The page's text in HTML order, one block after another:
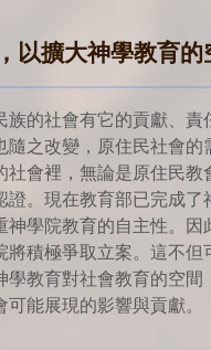
以擴大神學教育
族的社會有它的貢獻、責
隨之改變，原住民社會
會裡，無論是原住民教
證。現在教育部已完成了
神學院教育的自主性。
將積極爭取立案。這不但
學教育對社會教育的空間
能展現的影響與貢獻。